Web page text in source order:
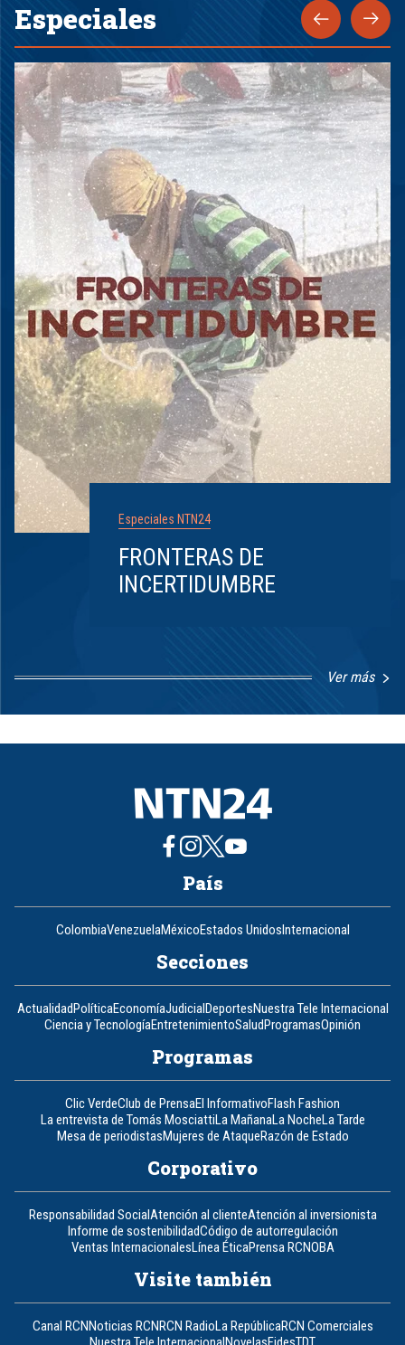
Especiales
Especiales NTN24
FRONTERAS DE
INCERTIDUMBRE
Ver más
1
8
País
ColombiaVenezuelaMéxicoEstados UnidosInternacional
Secciones
ActualidadPolíticaEconomíaJudicialDeportesNuestra Tele Internacional
Ciencia y TecnologíaEntretenimientoSaludProgramasOpinión
Programas
Clic VerdeClub de PrensaEl InformativoFlash Fashion
La entrevista de Tomás MosciattiLa MañanaLa NocheLa Tarde
Mesa de periodistasMujeres de AtaqueRazón de Estado
Corporativo
Responsabilidad SocialAtención al clienteAtención al inversionista
Informe de sostenibilidadCódigo de autorregulación
Ventas InternacionalesLínea ÉticaPrensa RCNOBA
Visite también
Canal RCNNoticias RCNRCN RadioLa RepúblicaRCN Comerciales